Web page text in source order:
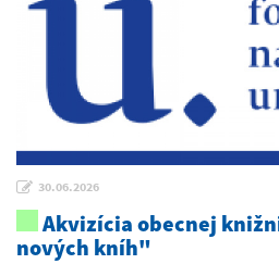
30.06.2026
Akvizícia obecnej
nových kníh"